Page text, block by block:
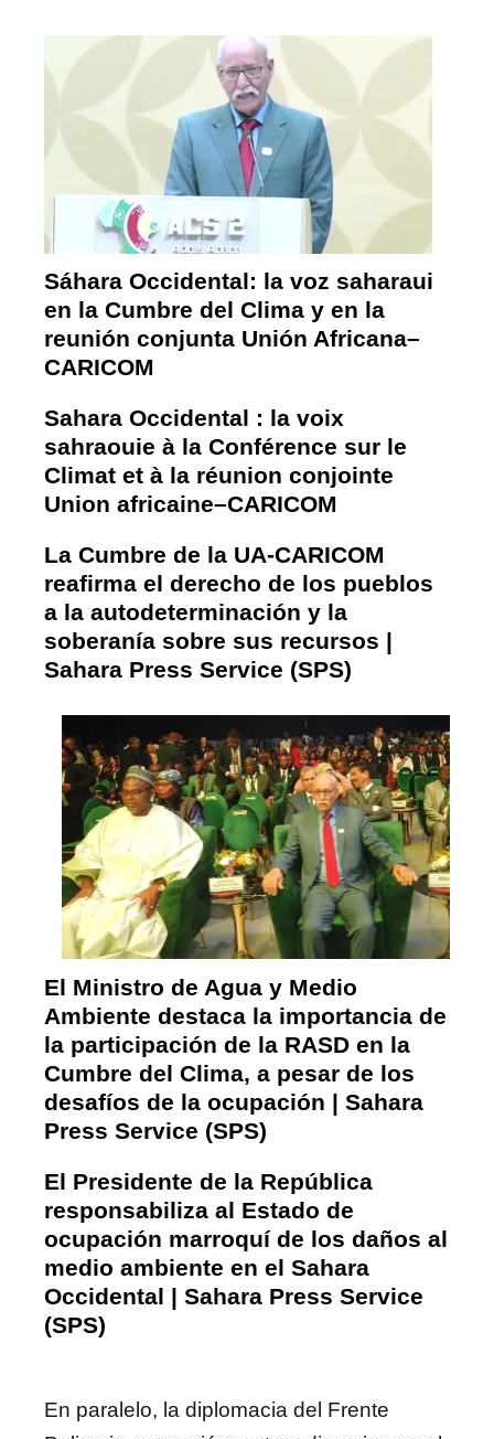
Sáhara Occidental: la voz saharaui
en la Cumbre del Clima y en la
reunión conjunta Unión Africana–
CARICOM
Sahara Occidental : la voix
sahraouie à la Conférence sur le
Climat et à la réunion conjointe
Union africaine–CARICOM
La Cumbre de la UA-CARICOM
reafirma el derecho de los pueblos
a la autodeterminación y la
soberanía sobre sus recursos |
Sahara Press Service (SPS)
El Ministro de Agua y Medio
Ambiente destaca la importancia de
la participación de la RASD en la
Cumbre del Clima, a pesar de los
desafíos de la ocupación | Sahara
Press Service (SPS)
El Presidente de la República
responsabiliza al Estado de
ocupación marroquí de los daños al
medio ambiente en el Sahara
Occidental | Sahara Press Service
(SPS)
En paralelo, la diplomacia del Frente